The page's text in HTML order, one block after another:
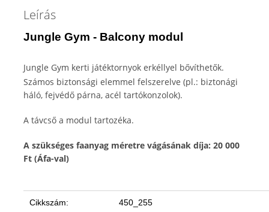
Leírás
Jungle Gym - Balcony modul
Jungle Gym kerti játéktornyok erkéllyel bővíthetők.
Számos biztonsági elemmel felszerelve (pl.: biztonági
háló, fejvédő párna, acél tartókonzolok).
A távcső a modul tartozéka.
A szükséges faanyag méretre vágásának díja: 20 000
Ft (Áfa-val)
Cikkszám: 450_255